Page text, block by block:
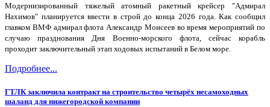
Модернизированный тяжелый атомный ракетный крейсер "Адмирал
Нахимов" планируется ввести в строй до конца 2026 года. Как сообщил
главком ВМФ адмирал флота Александр Моисеев во время мероприятий по
случаю празднования Дня Военно-морского флота, сейчас корабль
проходит заключительный этап ходовых испытаний в Белом море.
Подробнее...
ГТЛК заключила контракт на строительство четырёх несамоходных
шаланд для нижегородской компании